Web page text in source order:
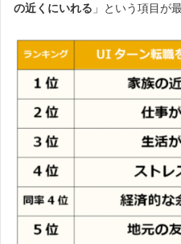
の近くにいれる 」という項目が